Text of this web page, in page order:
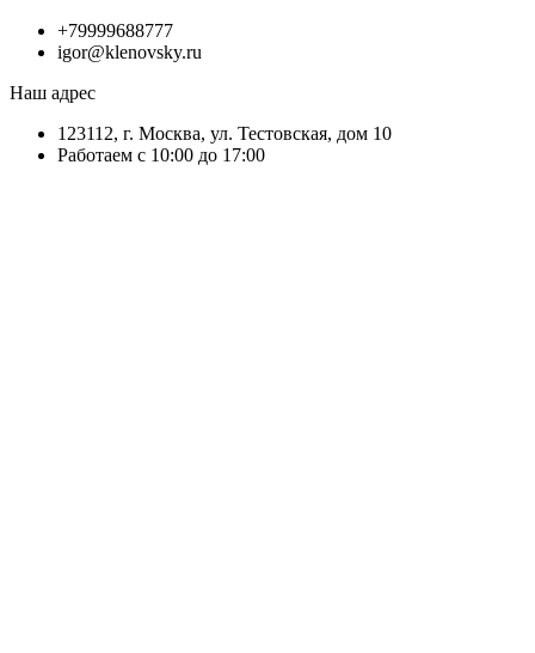
+79999688777
igor@klenovsky.ru
Наш адрес
123112, г. Москва, ул. Тестовская, дом 10
Работаем с 10:00 до 17:00